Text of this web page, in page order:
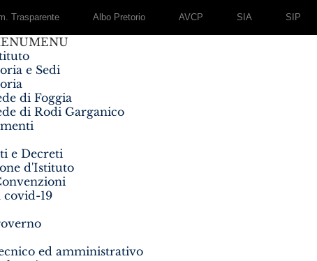
Trasparente Albo Pretorio AVCP SIA SIP
MENU
e Sedi
di Foggia
di Rodi Garganico
e Decreti
d'Istituto
covid-19
ed amministrativo